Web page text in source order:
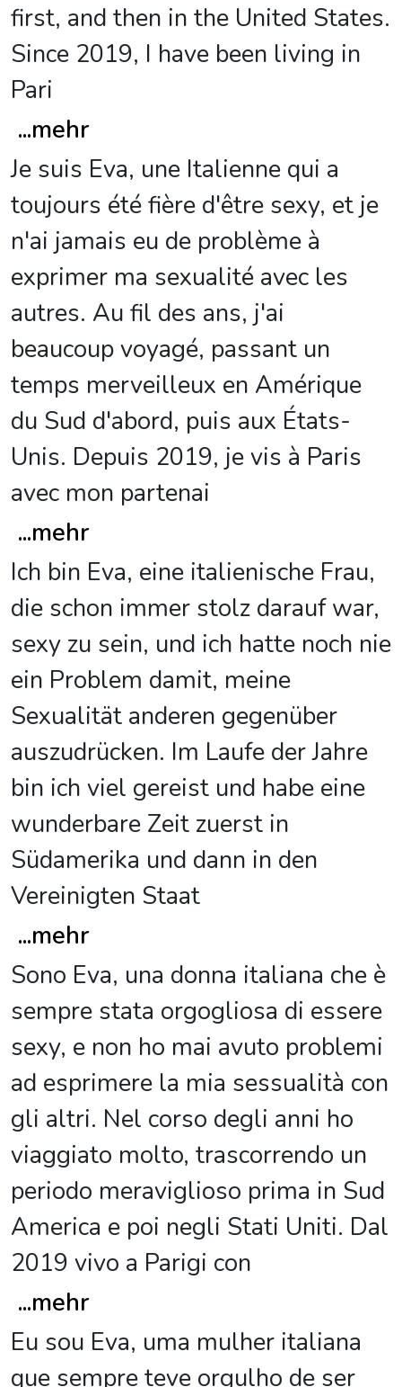
first, and then in the United States.
Since 2019, I have been living in
Pari
...mehr
Je suis Eva, une Italienne qui a
toujours été fière d'être sexy, et je
n'ai jamais eu de problème à
exprimer ma sexualité avec les
autres. Au fil des ans, j'ai
beaucoup voyagé, passant un
temps merveilleux en Amérique
du Sud d'abord, puis aux États-
Unis. Depuis 2019, je vis à Paris
avec mon partenai
...mehr
Ich bin Eva, eine italienische Frau,
die schon immer stolz darauf war,
sexy zu sein, und ich hatte noch nie
ein Problem damit, meine
Sexualität anderen gegenüber
auszudrücken. Im Laufe der Jahre
bin ich viel gereist und habe eine
wunderbare Zeit zuerst in
Südamerika und dann in den
Vereinigten Staat
...mehr
Sono Eva, una donna italiana che è
sempre stata orgogliosa di essere
sexy, e non ho mai avuto problemi
ad esprimere la mia sessualità con
gli altri. Nel corso degli anni ho
viaggiato molto, trascorrendo un
periodo meraviglioso prima in Sud
America e poi negli Stati Uniti. Dal
2019 vivo a Parigi con
...mehr
Eu sou Eva, uma mulher italiana
que sempre teve orgulho de ser